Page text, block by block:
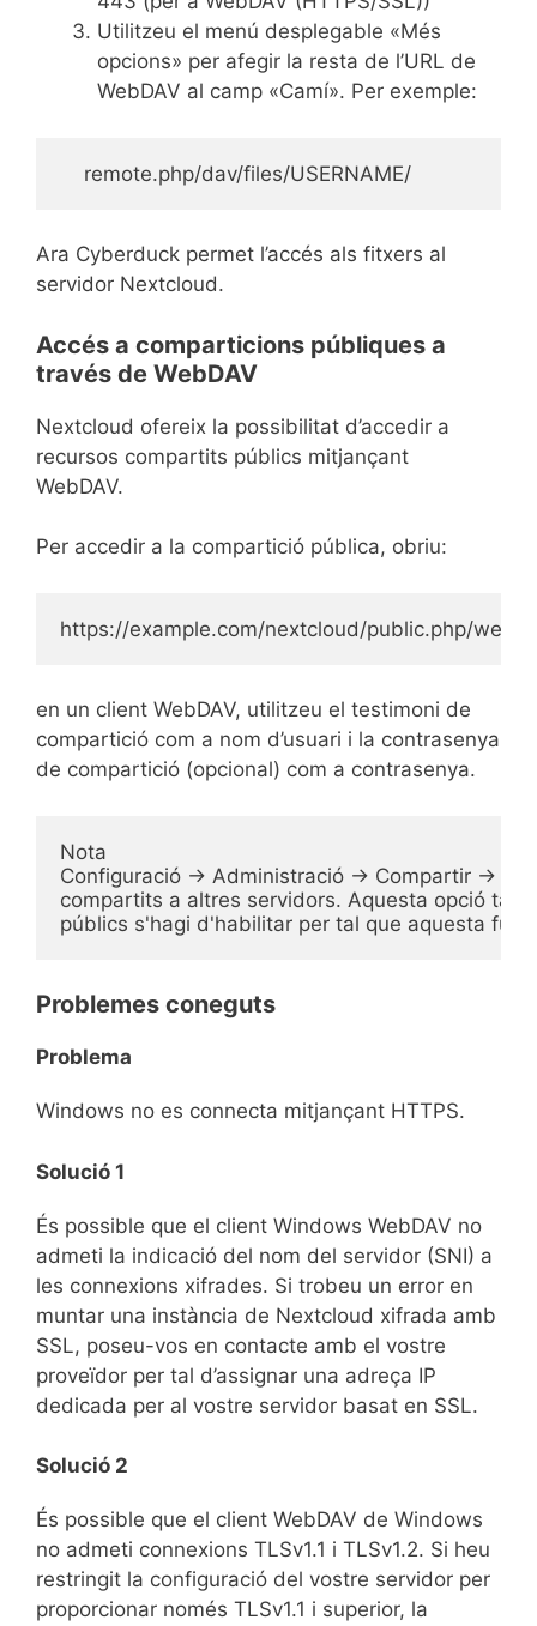
Utilitzeu el menú desplegable «Més
opcions» per afegir la resta de l’URL de
WebDAV al camp «Camí». Per exemple:
Ara Cyberduck permet l’accés als fitxers al
servidor Nextcloud.
Accés a comparticions públiques a
través de WebDAV
Nextcloud ofereix la possibilitat d’accedir a
recursos compartits públics mitjançant
WebDAV.
Per accedir a la compartició pública, obriu:
https://example.com/nextcloud/public.php/
en un client WebDAV, utilitzeu el testimoni de
compartició com a nom d’usuari i la contrasenya
de compartició (opcional) com a contrasenya.
Nota
Configuració → Administració → Compartir →
compartits a altres servidors. Aquesta opció
públics s'hagi d'habilitar per tal que aquesta
Problemes coneguts
Problema
Windows no es connecta mitjançant HTTPS.
Solució 1
És possible que el client Windows WebDAV no
admeti la indicació del nom del servidor (SNI) a
les connexions xifrades. Si trobeu un error en
muntar una instància de Nextcloud xifrada amb
SSL, poseu-vos en contacte amb el vostre
proveïdor per tal d’assignar una adreça IP
dedicada per al vostre servidor basat en SSL.
Solució 2
És possible que el client WebDAV de Windows
no admeti connexions TLSv1.1 i TLSv1.2. Si heu
restringit la configuració del vostre servidor per
proporcionar només TLSv1.1 i superior, la